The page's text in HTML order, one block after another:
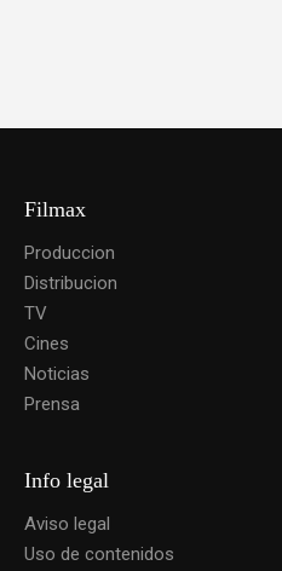
Filmax
Produccion
Distribucion
TV
Cines
Noticias
Prensa
Info legal
Aviso legal
Uso de contenidos